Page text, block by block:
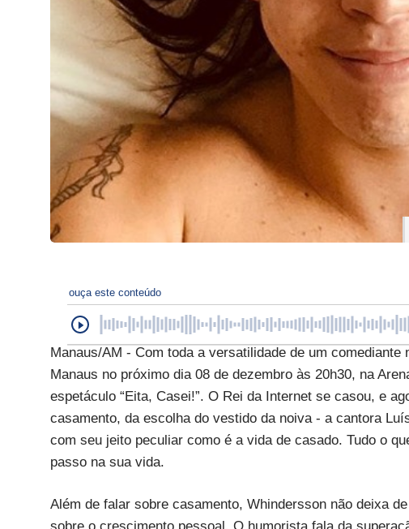
ouça este conteúdo
Manaus/AM - Com toda a versatilidade de um
Manaus no próximo dia 08 de dezembro às 20h30, na
espetáculo “Eita, Casei!”. O Rei da Internet se casou, e
casamento, da escolha do vestido da noiva - a cantora
com seu jeito peculiar como é a vida de casado. Tudo o
passo na sua vida.
Além de falar sobre casamento, Whindersson não deixa